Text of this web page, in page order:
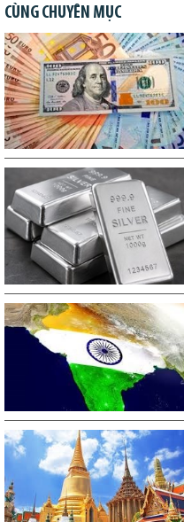
CÙNG CHUYÊN MỤC